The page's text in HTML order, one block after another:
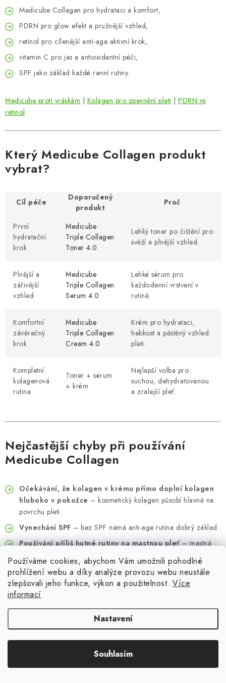
Používáme cookies, abychom Vám umožnili pohodlné
prohlížení webu a díky analýze provozu webu neustále
zlepšovali jeho funkce, výkon a použitelnost. Více
informací
Nastavení
Souhlasím
Medicube Collagen pro hydrataci a komfort,
PDRN pro glow efekt a pružnější vzhled,
retinol pro cílenější anti-age aktivní krok,
vitamin C pro jas a antioxidantní péči,
SPF jako základ každé ranní rutiny.
Medicube proti vráskám Kolagen pro zpevnění pleti
PDRN vs
retinol
Který Medicube Collagen produkt
vybrat?
Cíl péče
Doporučený
produkt
Proč
První
hydratační
krok
Medicube
Triple Collagen
Toner 4.0
Lehký toner po čištění pro
svěží a plnější vzhled.
Plnější a
zářivější
vzhled
Medicube
Triple Collagen
Serum 4.0
Lehké sérum pro
každodenní vrstvení v
rutině.
Komfortní
závěrečný
krok
Medicube
Triple Collagen
Cream 4.0
Krém pro hydrataci,
hebkost a pěstěný vzhled
pleti.
Kompletní
kolagenová
rutina
Toner + sérum
+ krém
Nejlepší volba pro
suchou, dehydratovanou
a zralejší pleť.
Nejčastější chyby při používání
Medicube Collagen
Očekávání, že kolagen v krému přímo doplní kolagen
hluboko v pokožce – kosmetický kolagen působí hlavně na
povrchu pleti.
Vynechání SPF – bez SPF nemá anti-age rutina dobrý základ.
Používání příliš hutné rutiny na mastnou pleť– mastná
pleť často potřebuje lehčí vrstvy.
Kombinace příliš mnoha aktivních látek najednou– pleť
se může podráždit.
Nepravidelnost
při dlouhodobém používání.
Výběr jen podle slova kolagen